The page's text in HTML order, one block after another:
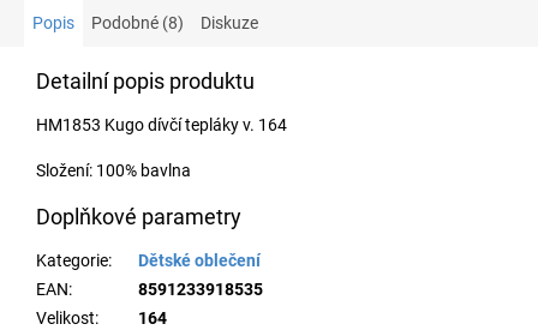
Popis Podobné (8) Diskuze
Detailní popis produktu
HM1853 Kugo dívčí tepláky v. 164
Složení: 100% bavlna
Doplňkové parametry
Kategorie:
Dětské oblečení
EAN:
8591233918535
Velikost:
164